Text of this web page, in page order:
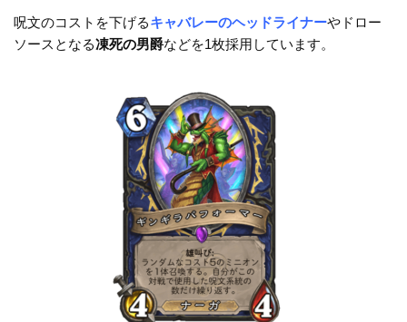
呪文のコストを下げるキャバレーのヘッドライナーやドロー
ソースとなる凍死の男爵などを1枚採用しています。